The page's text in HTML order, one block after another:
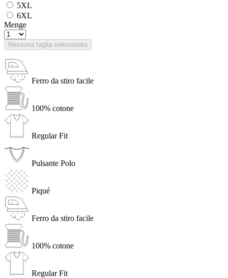
5XL
6XL
Menge
Nessuna taglia selezionata
Ferro da stiro facile
100% cotone
Regular Fit
Pulsante Polo
Piqué
Ferro da stiro facile
100% cotone
Regular Fit